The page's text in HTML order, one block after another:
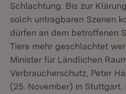
Schlachtung. Bis zur
solch untragbaren Szenen
dürfen an dem betroffenen
Tiere mehr geschlachtet
Minister für Ländlichen
Verbraucherschutz, Peter
(25. November) in Stuttgart.